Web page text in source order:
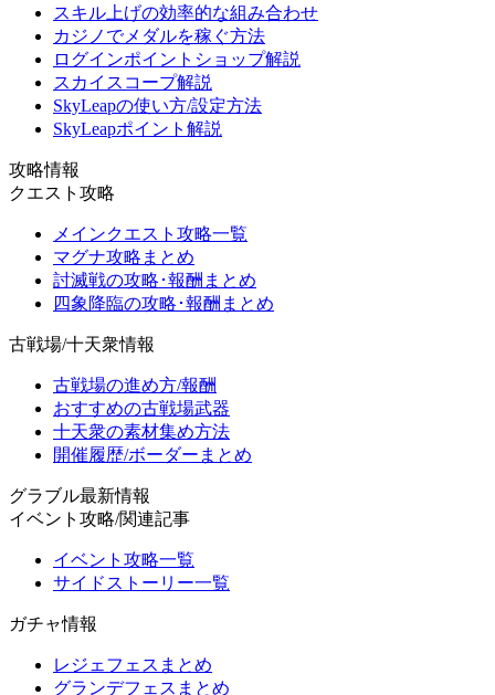
スキル上げの効率的な組み合わせ
カジノでメダルを稼ぐ方法
ログインポイントショップ解説
スカイスコープ解説
SkyLeapの使い方/設定方法
SkyLeapポイント解説
攻略情報
クエスト攻略
メインクエスト攻略一覧
マグナ攻略まとめ
討滅戦の攻略･報酬まとめ
四象降臨の攻略･報酬まとめ
古戦場/十天衆情報
古戦場の進め方/報酬
おすすめの古戦場武器
十天衆の素材集め方法
開催履歴/ボーダーまとめ
グラブル最新情報
イベント攻略/関連記事
イベント攻略一覧
サイドストーリー一覧
ガチャ情報
レジェフェスまとめ
グランデフェスまとめ